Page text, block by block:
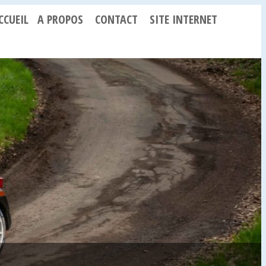
A PROPOS CONTACT SITE INTERNET